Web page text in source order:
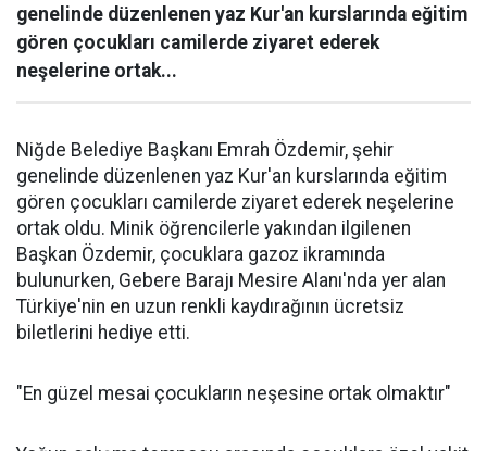
genelinde düzenlenen yaz Kur'an kurslarında eğitim
gören çocukları camilerde ziyaret ederek
neşelerine ortak...
Niğde Belediye Başkanı Emrah Özdemir, şehir
genelinde düzenlenen yaz Kur'an kurslarında eğitim
gören çocukları camilerde ziyaret ederek neşelerine
ortak oldu. Minik öğrencilerle yakından ilgilenen
Başkan Özdemir, çocuklara gazoz ikramında
bulunurken, Gebere Barajı Mesire Alanı'nda yer alan
Türkiye'nin en uzun renkli kaydırağının ücretsiz
biletlerini hediye etti.
"En güzel mesai çocukların neşesine ortak olmaktır"